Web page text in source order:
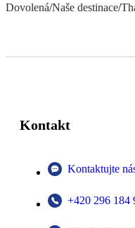
Dovolená/Naše destinace/
Kontakt
Kontaktujte
+420 296 184